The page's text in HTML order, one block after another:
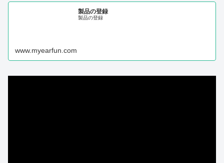
製品の登録
製品の登録
www.myearfun.com